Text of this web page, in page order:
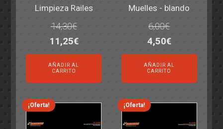
Limpieza Railes
14,30€
El
precio
original
era:
14,30€.
11,25€El
precio
actual
es:
11,25€.
AÑADIR AL
CARRITO
Muelles - blando
6,00€
El
precio
original
era:
6,00€.
4,50€El
precio
actual
es:
4,50€.
AÑADIR AL
CARRITO
¡Oferta! ¡Oferta!